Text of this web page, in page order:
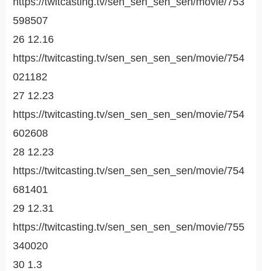
598507
26 12.16
https://twitcasting.tv/sen_sen_sen_sen/movie/754
021182
27 12.23
https://twitcasting.tv/sen_sen_sen_sen/movie/754
602608
28 12.23
https://twitcasting.tv/sen_sen_sen_sen/movie/754
681401
29 12.31
https://twitcasting.tv/sen_sen_sen_sen/movie/755
340020
30 1.3